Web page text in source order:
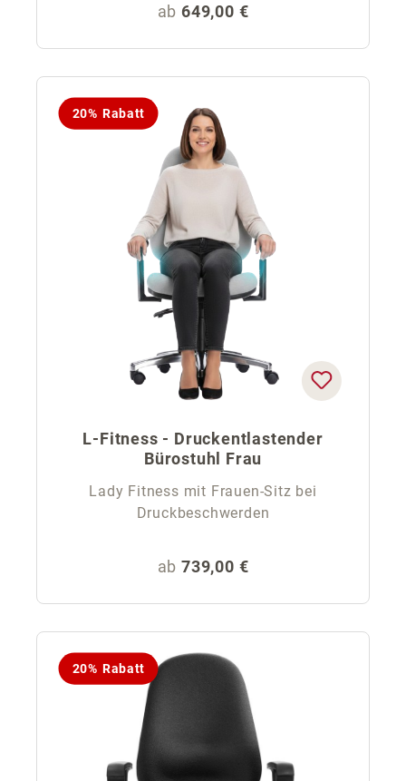
Regulärer Preis:
ab 649,00 €
20% Rabatt
L-Fitness - Druckentlastender
Bürostuhl Frau
Lady Fitness mit Frauen-Sitz bei
Druckbeschwerden
Regulärer Preis:
ab 739,00 €
20% Rabatt